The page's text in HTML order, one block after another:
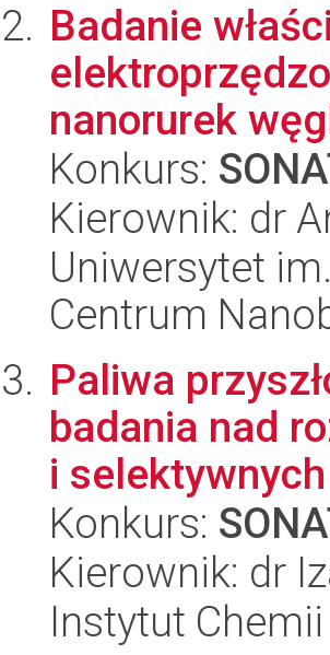
Badanie
nanorurek
Konkurs:
Kierownik: dr
Uniwersytet
Centrum
Paliwa
badania nad
i
Konkurs:
Kierownik: dr
Instytut